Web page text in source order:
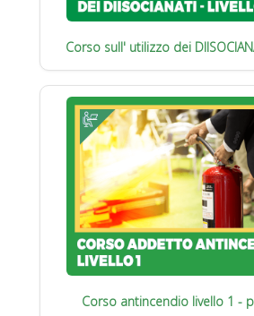
Corso sull' utilizzo dei
Corso antincendio livello 1 -